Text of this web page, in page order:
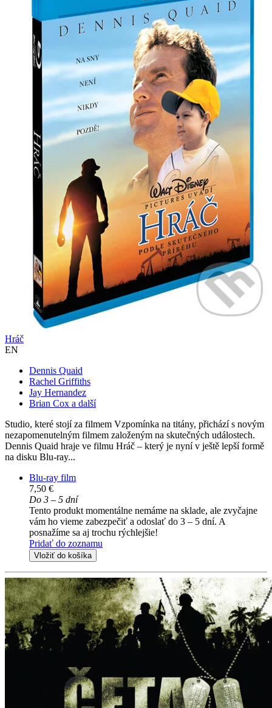
Hráč
EN
Dennis Quaid
Rachel Griffiths
Jay Hernandez
Brian Cox a další
Studio, které stojí za filmem Vzpomínka na titány, přichází s novým
nezapomenutelným filmem založeným na skutečných událostech.
Dennis Quaid hraje ve filmu Hráč – který je nyní v ještě lepší formě
na disku Blu-ray...
Blu-ray film
7,50 €
Do 3 – 5 dní
Tento produkt momentálne nemáme na sklade, ale zvyčajne
vám ho vieme zabezpečiť a odoslať do 3 – 5 dní. A
posnažíme sa aj trochu rýchlejšie!
Pridať do zoznamu
Vložiť do košíka